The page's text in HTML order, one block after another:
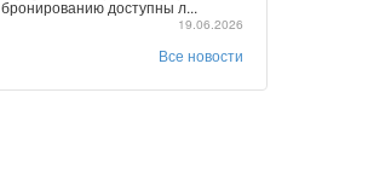
бронированию доступны л...
19.06.2026
Все новости